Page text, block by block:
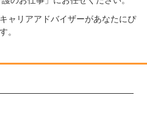
ャリアアドバイザーがあなたにぴ
。